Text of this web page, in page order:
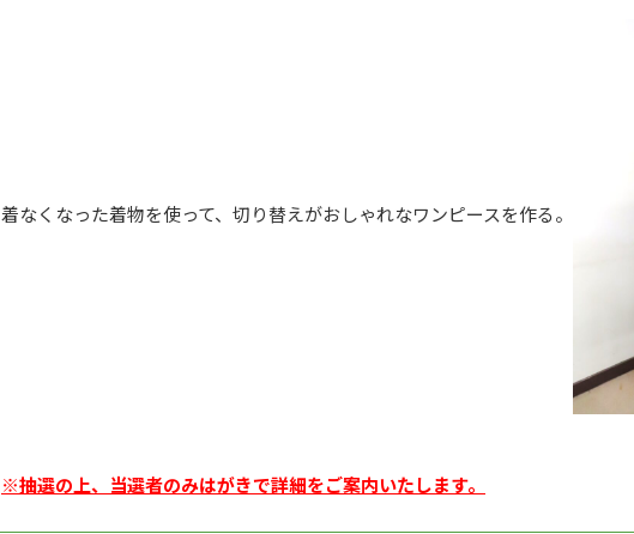
着なくなった着物を使って、切り替えがおしゃれなワンピースを作る。
※抽選の上、当選者のみはがきで詳細をご案内いたします。